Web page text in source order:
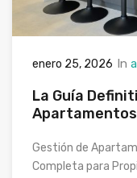
enero 25, 2026 In
La Guía
Gestión de
Completa para